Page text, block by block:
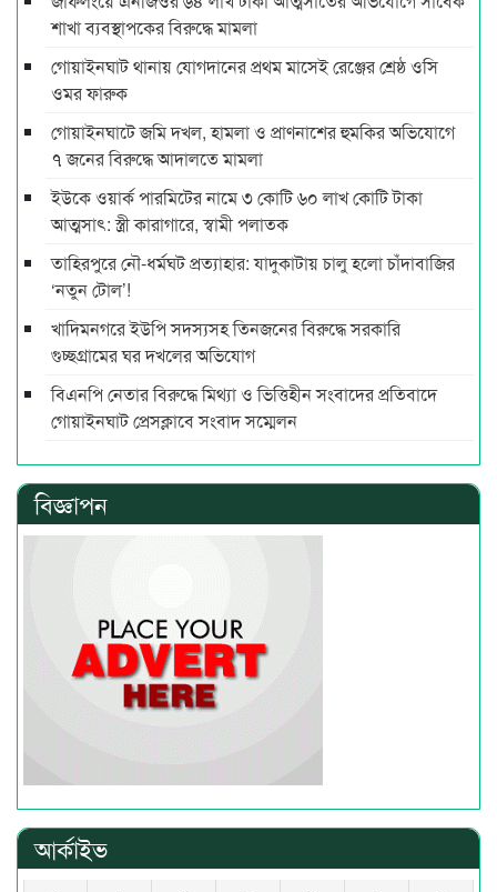
শাখা ব্যবস্থাপকের বিরুদ্ধে মামলা
গোয়াইনঘাট থানায় যোগদানের প্রথম মাসেই রেঞ্জের শ্রেষ্ঠ ওসি
ওমর ফারুক
গোয়াইনঘাটে জমি দখল, হামলা ও প্রাণনাশের হুমকির অভিযোগে
৭ জনের বিরুদ্ধে আদালতে মামলা
ইউকে ওয়ার্ক পারমিটের নামে ৩ কোটি ৬০ লাখ কোটি টাকা
আত্মসাৎ: স্ত্রী কারাগারে, স্বামী পলাতক
তাহিরপুরে নৌ-ধর্মঘট প্রত্যাহার: যাদুকাটায় চালু হলো চাঁদাবাজির
‘নতুন টোল’!
খাদিমনগরে ইউপি সদস্যসহ তিনজনের বিরুদ্ধে সরকারি
গুচ্ছগ্রামের ঘর দখলের অভিযোগ
বিএনপি নেতার বিরুদ্ধে মিথ্যা ও ভিত্তিহীন সংবাদের প্রতিবাদে
গোয়াইনঘাট প্রেসক্লাবে সংবাদ সম্মেলন
বিজ্ঞাপন
আর্কাইভ